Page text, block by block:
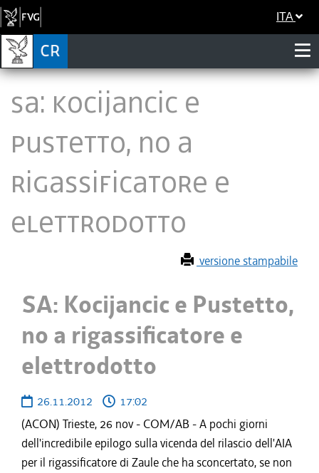
ITA
SA: Kocijancic e
Pustetto, no a
rigassificatore e
elettrodotto
versione stampabile
SA: Kocijancic e Pustetto,
no a rigassificatore e
elettrodotto
26.11.2012
17:02
(ACON) Trieste, 26 nov - COM/AB - A pochi giorni
dell'incredibile epilogo sulla vicenda del rilascio dell'AIA
per il rigassificatore di Zaule che ha sconcertato, se non